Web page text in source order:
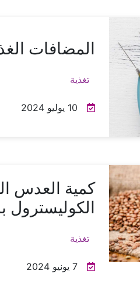
المضافات
تغذية
10 يوليو 2024
كمية العدس
الكوليسترول
تغذية
7 يونيو 2024